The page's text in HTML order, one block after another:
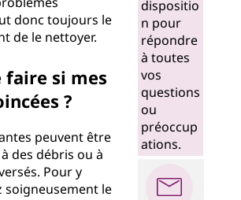
donc toujours le
de le nettoyer.
faire si mes
?
peuvent être
des débris ou à
Pour y
soigneusement le
dispositio
n pour
répondre
à toutes
vos
questions
ou
préoccup
ations.